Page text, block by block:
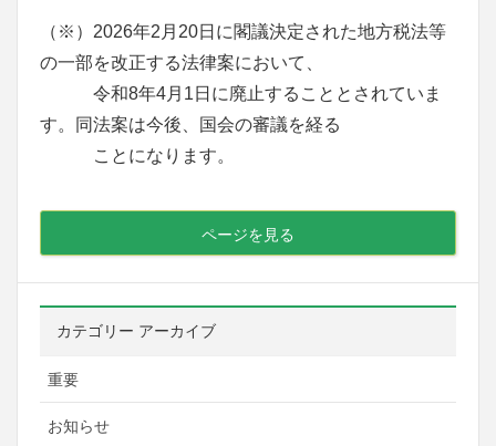
（※）2026年2月20日に閣議決定された地方税法等
の一部を改正する法律案において、
令和8年4月1日に廃止することとされていま
す。同法案は今後、国会の審議を経る
ことになります。
ページを見る
カテゴリー アーカイブ
重要
お知らせ